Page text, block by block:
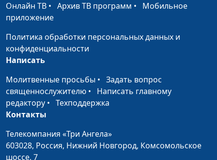
немощным в вере
(вторая часть)
священнослужитель
Отношение к
немощным в вере
(первая часть)
Панков Александр,
Не время спать (вторая
часть)
Панков Александр,
священнослужитель
Не время спать (первая
часть)
Законопослушные
Панков Александр,
#175
Онлайн ТВ • Архив ТВ программ • Мобильное
приложение
Политика обработки персональных данных и
конфиденциальности
Написать
Молитвенные просьбы • Задать вопрос
священнослужителю • Написать главному
редактору • Техподдержка
Контакты
Телекомпания «Три Ангела»
603028, Россия, Нижний Новгород, Комсомольское
шоссе, 7